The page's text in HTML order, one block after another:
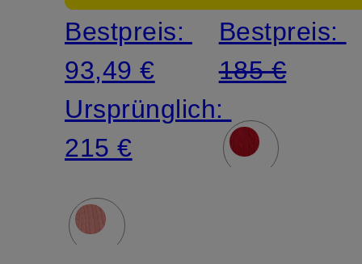
Bestpreis:
93,49 €
Ursprünglich:
215 €
Bestpreis:
185 €